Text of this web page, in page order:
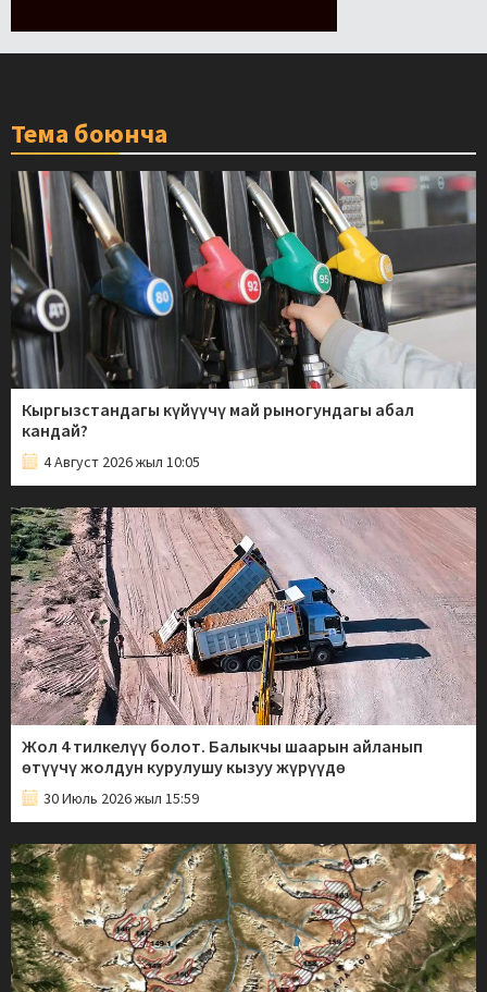
Тема боюнча
Кыргызстандагы күйүүчү май рыногундагы абал
кандай?
4 Август 2026 жыл 10:05
Жол 4 тилкелүү болот. Балыкчы шаарын айланып
өтүүчү жолдун курулушу кызуу жүрүүдө
30 Июль 2026 жыл 15:59